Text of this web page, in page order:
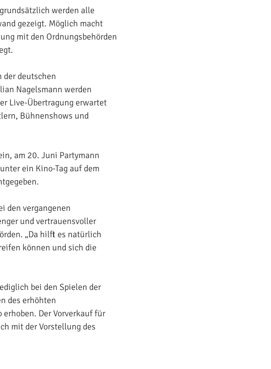
werden alle
gezeigt. Möglich macht
mit den Ordnungsbehörden
der deutschen
Nagelsmann werden
Live-Übertragung erwartet
Bühnenshows und
am 20. Juni Partymann
ein Kino-Tag auf dem
den vergangenen
und vertrauensvoller
„Da hilft es natürlich
können und sich die
bei den Spielen der
des erhöhten
Der Vorverkauf für
mit der Vorstellung des